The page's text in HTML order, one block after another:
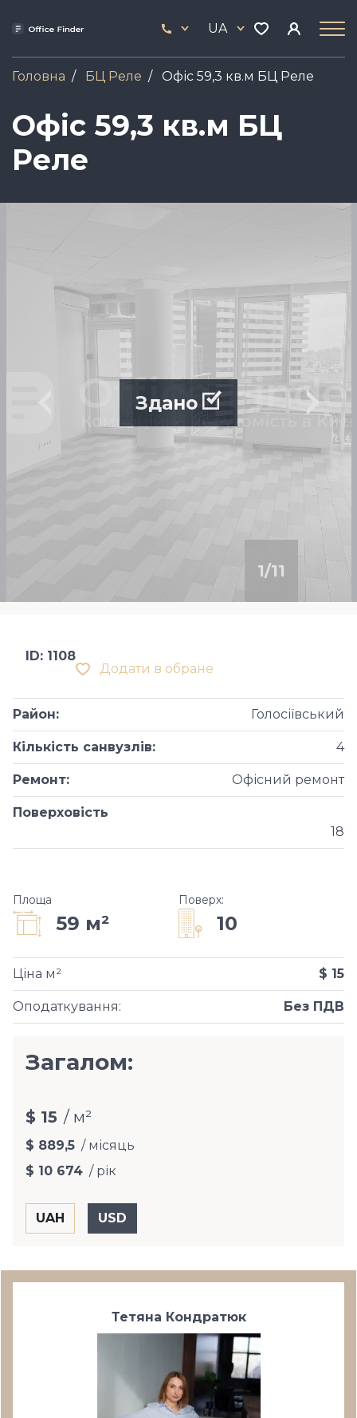
17
UA
Головна БЦ Реле Офіс 59,3 кв.м БЦ Реле
Офіс 59,3 кв.м БЦ
Реле
1/11
Здано
Додати в обране
ID: 1108
Район: Голосіївський
Кількість санвузлів: 4
Ремонт: Офісний ремонт
Поверховість
18
Площа
59 м²
Поверх:
10
Оподаткування: Без ПДВ
Ціна м² $ 15
Загалом:
$ 15 / м²
$ 889,5 / місяць
$ 10 674 / рік
Тетяна Кондратюк